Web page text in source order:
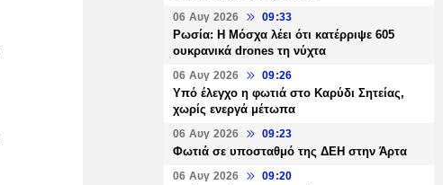
06 Αυγ 2026 09:33
Ρωσία: Η Μόσχα λέει ότι κατέρριψε 605
ουκρανικά drones τη νύχτα
06 Αυγ 2026 09:26
Υπό έλεγχο η φωτιά στο Καρύδι Σητείας,
χωρίς ενεργά μέτωπα
06 Αυγ 2026 09:23
Φωτιά σε υποσταθμό της ΔΕΗ στην Άρτα
06 Αυγ 2026 09:20